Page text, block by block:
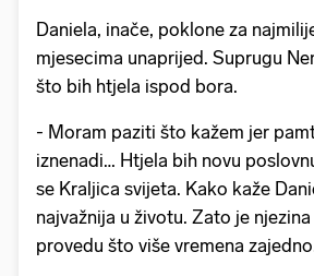
Daniela, inače, poklone za
mjesecima unaprijed. Suprugu
što bih htjela ispod bora.
- Moram paziti što kažem jer
iznenadi… Htjela bih novu
se Kraljica svijeta. Kako kaže
najvažnija u životu. Zato je
provedu što više vremena